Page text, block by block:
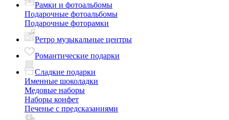
Рамки и фотоальбомы
Подарочные фотоальбомы
Подарочные фоторамки
Ретро музыкальные центры
Романтические подарки
Сладкие подарки
Именные шоколадки
Медовые наборы
Наборы конфет
Печенье с предсказаниями